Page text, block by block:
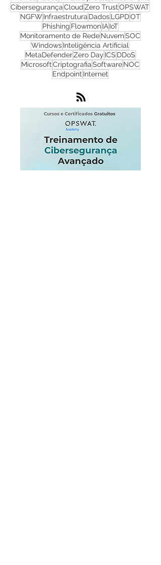
Cyber Security RansomwareProgress
FirewallRedesWhatsUp Gold Check Point
CibersegurançaCloudZero Trust
NGFWInfraestruturaDadosLGPDOT
PhishingFlowmon IAIoT
Monitoramento de RedeNuvemSOC
WindowsInteligência Artificial
MetaDefenderZero DayICS
EndpointInternet